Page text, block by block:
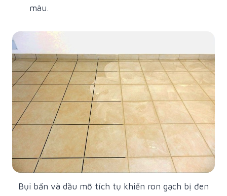
màu.
Bụi bẩn và dầu mỡ tích tụ khiến ron gạch bị đen